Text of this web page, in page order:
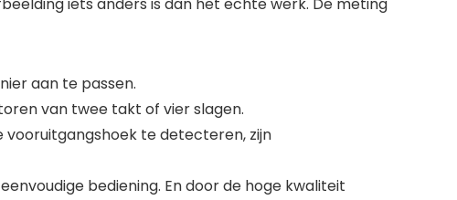
aan te passen.
van twee takt of vier slagen.
te detecteren, zijn
bediening. En door de hoge kwaliteit